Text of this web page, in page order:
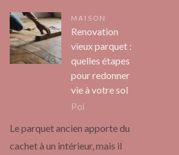
MAISON
Renovation
vieux parquet :
quelles étapes
pour redonner
vie à votre sol
Pol
Le parquet ancien apporte du
cachet à un intérieur, mais il